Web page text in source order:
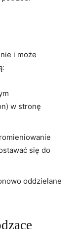
i może
w stronę⁢
się do
oddzielane